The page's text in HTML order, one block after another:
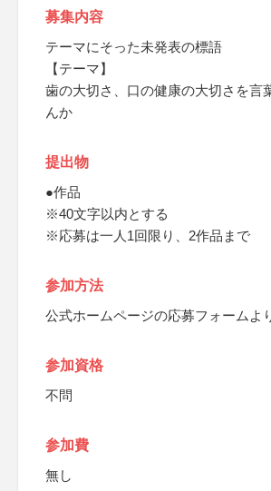
募集内容
テーマにそった未発表の標語
【テーマ】
歯の大切さ、口の健康の大切さを言
んか
提出物
●作品
※40文字以内とする
※応募は一人1回限り、2作品まで
参加方法
公式ホームページの応募フォームよ
参加資格
不問
参加費
無し